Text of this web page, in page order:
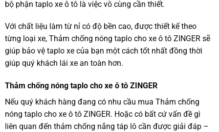
bộ phận taplo xe ô tô là việc vô cùng cần thiết.
Với chất liệu làm từ nỉ có độ bền cao, được thiết kế theo
từng loại xe, Thảm chống nóng taplo cho xe ô tô ZINGER sẽ
giúp bảo vệ taplo xe của bạn một cách tốt nhất đồng thời
giúp quý khách lái xe an toàn hơn.
Thảm chống nóng taplo cho xe ô tô ZINGER
Nếu quý khách hàng đang có nhu cầu mua Thảm chống
nóng taplo cho xe ô tô ZINGER. Hoặc có bất cứ vấn đề gì
liên quan đến thảm chống nắng táp lô cần được giải đáp –